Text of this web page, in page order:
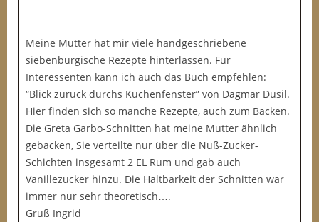
Meine Mutter hat mir viele handgeschriebene
siebenbürgische Rezepte hinterlassen. Für
Interessenten kann ich auch das Buch empfehlen:
“Blick zurück durchs Küchenfenster” von Dagmar Dusil.
Hier finden sich so manche Rezepte, auch zum Backen.
Die Greta Garbo-Schnitten hat meine Mutter ähnlich
gebacken, Sie verteilte nur über die Nuß-Zucker-
Schichten insgesamt 2 EL Rum und gab auch
Vanillezucker hinzu. Die Haltbarkeit der Schnitten war
immer nur sehr theoretisch….
Gruß Ingrid